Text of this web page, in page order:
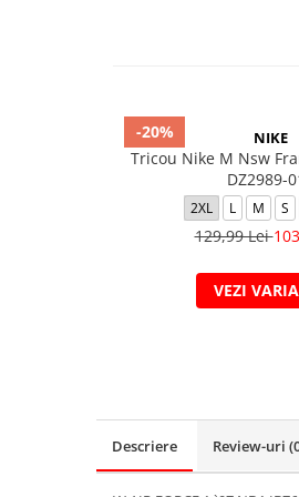
-20% NIKE
Tricou Nike M Nsw
DZ2989-
2XL L M S
129,99 Lei
VEZI
Descriere Review-uri